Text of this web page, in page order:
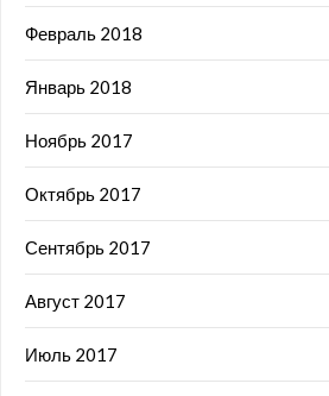
Февраль 2018
Январь 2018
Ноябрь 2017
Октябрь 2017
Сентябрь 2017
Август 2017
Июль 2017